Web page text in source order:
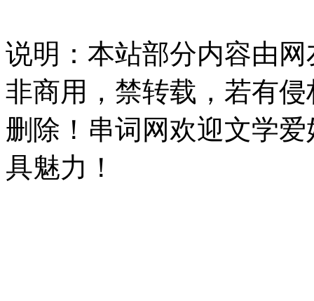
说明：本站部分内容由
非商用，禁转载，若有
删除！串词网欢迎文学
具魅力！